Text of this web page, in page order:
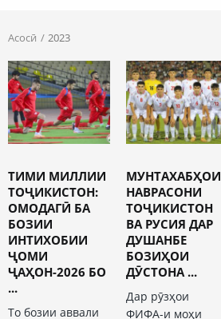
Асосӣ 2023
ТИМИ МИЛЛИИ
ТОҶИКИСТОН:
ОМОДАГӢ БА
БОЗИИ
ИНТИХОБИИ
ҶОМИ
ҶАҲОН-2026 БО
...
То бозии аввали
МУНТАХАБҲОИ
НАВРАСОНИ
ТОҶИКИСТОН
ВА РУСИЯ ДАР
ДУШАНБЕ
БОЗИҲОИ
ДӮСТОНА ...
Дар рӯзҳои
ФИФА-и моҳи